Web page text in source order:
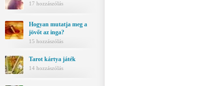
17 hozzászólás
Hogyan mutatja meg a
jövőt az inga?
15 hozzászólás
Tarot kártya játék
14 hozzászólás